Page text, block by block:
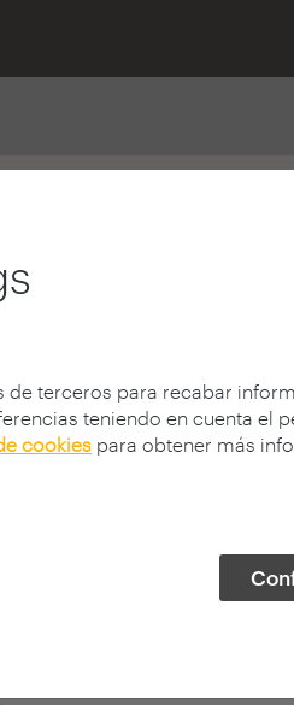
de terceros para recabar
teniendo en cuenta el
cookies para obtener más
2014 2013 2011